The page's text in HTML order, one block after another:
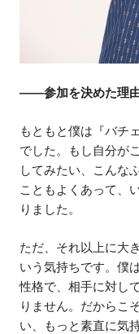
——参加を決めた理由
もともと僕は『バチ
でした。もし自分が
してみたい、こんな
こともよくあって、
りました。
ただ、それ以上に大
いう気持ちです。僕
性格で、相手に対し
りません。だからこ
い、もっと素直に気